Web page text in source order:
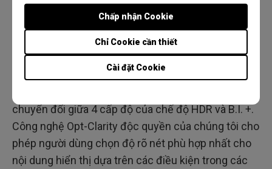
Cài đặt Cookie
Chỉ Cookie cần thiết
Chấp nhận Cookie
dạng HDR, các màn hình BenQ như EW3270U sẽ
tạo ra giao diện HDR mô phỏng, giúp chương trình
yêu thích của bạn trở nên sống động hơn bằng
cách tăng mật độ điểm ảnh để có được độ rõ nét
đáng kinh ngạc. Phím chuyển đổi đơn giản phía
chuyển đổi giữa 4 cấp độ của chế độ HDR và ​​B.I. +.
Công nghệ Opt-Clarity độc quyền của chúng tôi cho
phép người dùng chọn độ rõ nét phù hợp nhất cho
nội dung hiển thị dựa trên các điều kiện trong các